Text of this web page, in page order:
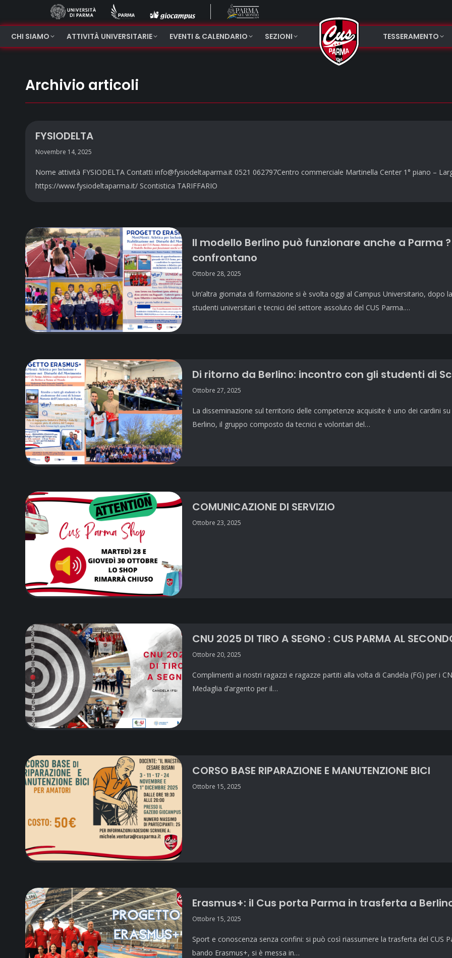
CHI SIAMO ATTIVITÀ UNIVERSITARIE EVENTI & CALENDARIO SEZIONI TESSERAMENTO
Archivio articoli
FYSIODELTA
Novembre 14, 2025
Nome attività FYSIODELTA Contatti info@fysiodeltaparma.it 0521 062797Centro commerciale Martinella Center 1° piano –
https://www.fysiodeltaparma.it/ Scontistica TARIFFARIO
Il modello Berlino può funzionare anche a Parma
confrontano
Ottobre 28, 2025
Un’altra giornata di formazione si è svolta oggi al Campus Universitario, dopo
studenti universitari e tecnici del settore assoluto del CUS Parma.…
Di ritorno da Berlino: incontro con gli studenti di
Ottobre 27, 2025
La disseminazione sul territorio delle competenze acquisite è uno dei cardini
Berlino, il gruppo composto da tecnici e volontari del…
COMUNICAZIONE DI SERVIZIO
Ottobre 23, 2025
CNU 2025 DI TIRO A SEGNO : CUS PARMA AL
Ottobre 20, 2025
Complimenti ai nostri ragazzi e ragazze partiti alla volta di Candela (FG) per i
Medaglia d’argento per il…
CORSO BASE RIPARAZIONE E MANUTENZIONE BICI
Ottobre 15, 2025
Erasmus+: il Cus porta Parma in trasferta a
Ottobre 15, 2025
Sport e conoscenza senza confini: si può così riassumere la trasferta del CUS
bando Erasmus+, si è messa in…